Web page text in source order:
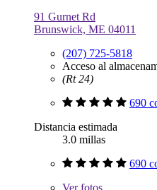
91 Gurnet Rd
Brunswick, ME 04011
(207) 725-5818
Acceso al
(Rt 24)
690
Distancia estimada
3.0 millas
690